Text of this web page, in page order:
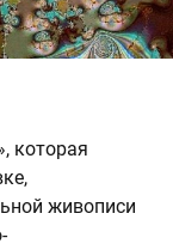
которая
живописи